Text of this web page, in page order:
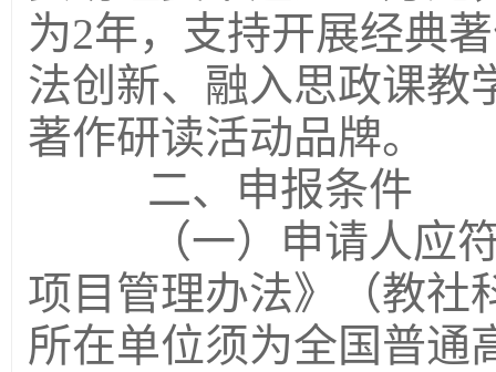
为2年，支持开展经典
法创新、融入思政课教
著作研读活动品牌。
二、申报条件
（一）申请人应符
项目管理办法》（教社
所在单位须为全国普通